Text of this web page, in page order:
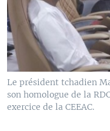
Le président tchadien
son homologue de la
exercice de la CEEAC.